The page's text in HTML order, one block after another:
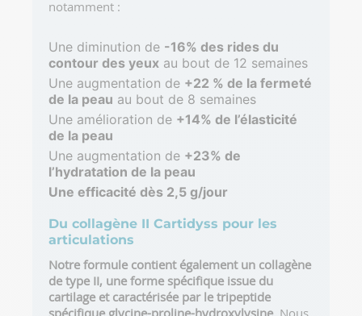
notamment :
Une diminution de -16% des rides du
contour des yeux au bout de 12 semaines
Une augmentation de +22 % de la fermeté
de la peau au bout de 8 semaines
Une amélioration de +14% de l’élasticité
de la peau
Une augmentation de +23% de
l’hydratation de la peau
Une efficacité dès 2,5 g/jour
Du collagène II Cartidyss pour les
articulations
Notre formule contient également un collagène
de type II, une forme spécifique issue du
cartilage et caractérisée par le tripeptide
spécifique glycine-proline-hydroxylysine. Nous